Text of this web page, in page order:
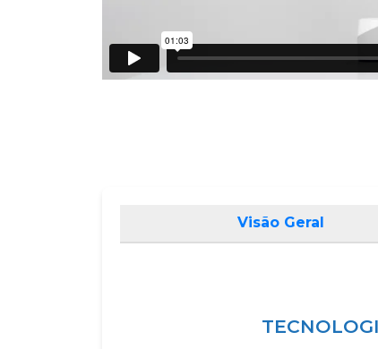
Visão Geral